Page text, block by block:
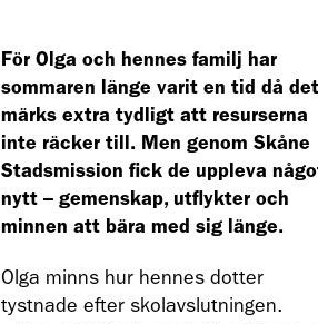
För Olga och hennes familj har
sommaren länge varit en tid då det
märks extra tydligt att resurserna
inte räcker till. Men genom Skåne
Stadsmission fick de uppleva
nytt – gemenskap, utflykter och
minnen att bära med sig länge.
Olga minns hur hennes dotter
tystnade efter skolavslutningen.